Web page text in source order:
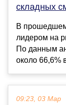
складных
В прошедшем
лидером на
По данным
около 66,6%
09:23, 03 Мар